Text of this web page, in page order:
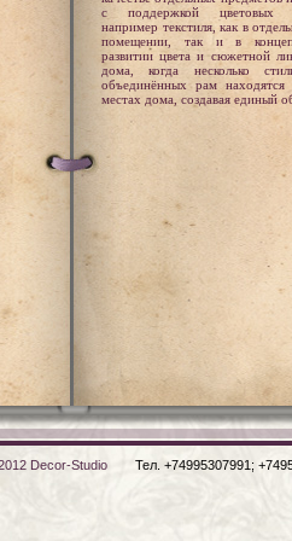
с поддержкой цветовых
например текстиля, как в
помещении, так и в
развитии цвета и сюжетной
дома, когда несколько
объединённых рам находятся
местах дома, создавая единый
Decor-Studio Тел. +74995307991;